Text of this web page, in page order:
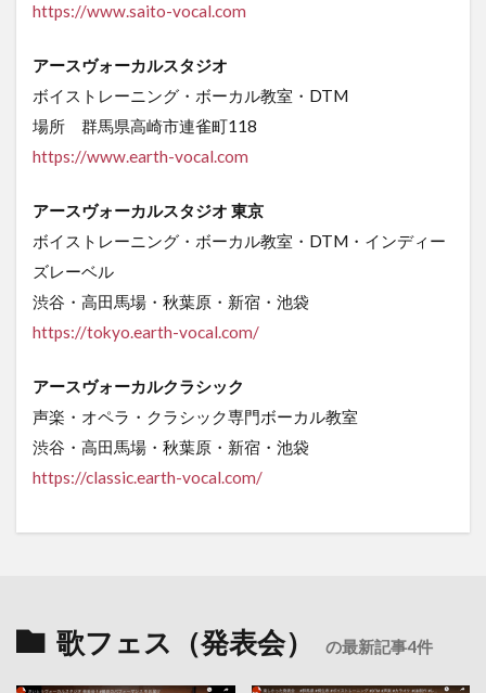
https://www.saito-vocal.com
アースヴォーカルスタジオ
ボイストレーニング・ボーカル教室・DTM
場所 群馬県高崎市連雀町118
https://www.earth-vocal.com
アースヴォーカルスタジオ 東京
ボイストレーニング・ボーカル教室・DTM・インディー
ズレーベル
渋谷・高田馬場・秋葉原・新宿・池袋
https://tokyo.earth-vocal.com/
アースヴォーカルクラシック
声楽・オペラ・クラシック専門ボーカル教室
渋谷・高田馬場・秋葉原・新宿・池袋
https://classic.earth-vocal.com/
歌フェス（発表会） の最新記事4件